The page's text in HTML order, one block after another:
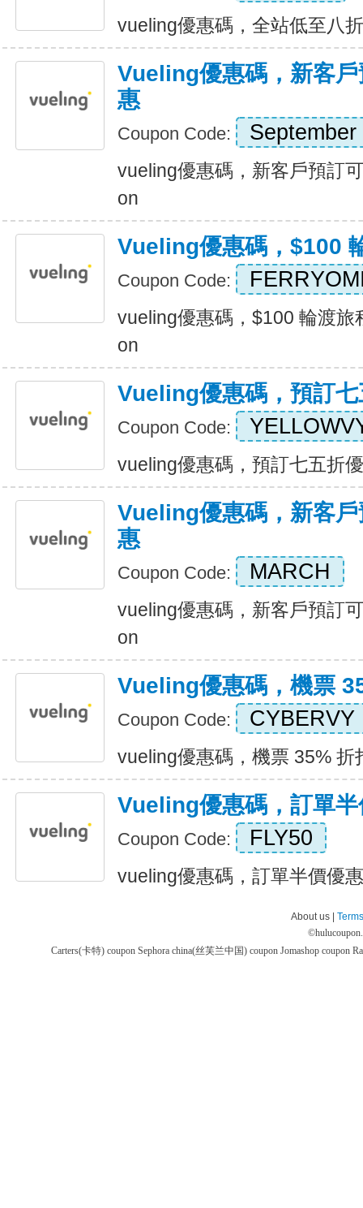
vueling優惠碼，全站低至八
Vueling優惠碼，新客
惠
Coupon Code: September
vueling優惠碼，新客戶預訂
on
Vueling優惠碼，$100
Coupon Code:
vueling優惠碼，$100 輪渡旅
on
Vueling優惠碼，預訂七
Coupon Code:
vueling優惠碼，預訂七五折
Vueling優惠碼，新客
惠
Coupon Code: MARCH
vueling優惠碼，新客戶預訂
on
Vueling優惠碼，機票
Coupon Code: CYBERVY
vueling優惠碼，機票 35% 折
Vueling優惠碼，訂單半
Coupon Code: FLY50
vueling優惠碼，訂單半價優
About us |
©
Carters(卡特) coupon Sephora china(丝芙兰中国) coupon Jomashop coupon